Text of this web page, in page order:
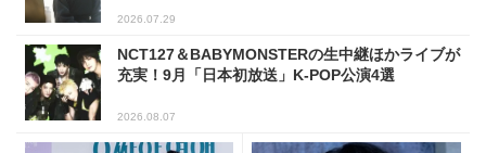
2026.07.29
NCT127＆BABYMONSTERの生中継ほかライブが
充実！9月「日本初放送」K-POP公演4選
2026.08.07